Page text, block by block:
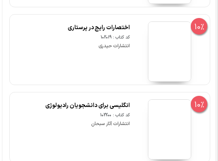
10% اختصارات رایج در پرستاری
کد کتاب : 102019
انتشارات حیدری
10% انگلیسی برای دانشجویان رادیولوژی
کد کتاب : 102200
انتشارات آثار سبحان